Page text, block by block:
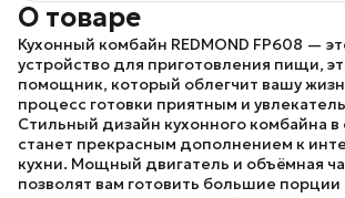
О товаре
Кухонный комбайн REDMOND FP608 —
устройство для приготовления пищи,
помощник, который облегчит вашу
процесс готовки приятным и
Стильный дизайн кухонного комбайна
станет прекрасным дополнением к
кухни. Мощный двигатель и объёмная
позволят вам готовить большие